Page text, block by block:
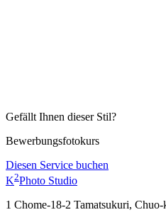
Gefällt Ihnen dieser Stil?
Bewerbungsfotokurs
Diesen Service buchen
K2Photo Studio
1 Chome-18-2 Tamatsukuri,